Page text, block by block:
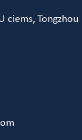
ciems, Tongzhou